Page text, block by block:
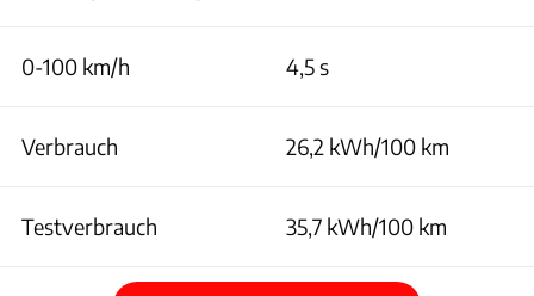
0-100 km/h 4,5 s
Verbrauch 26,2 kWh/100 km
Testverbrauch 35,7 kWh/100 km